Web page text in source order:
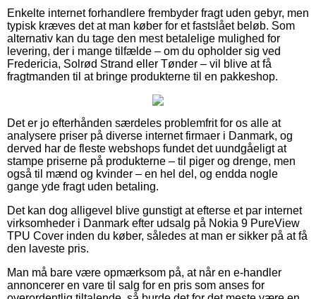
Enkelte internet forhandlere frembyder fragt uden gebyr, men
typisk kræves det at man køber for et fastslået beløb. Som
alternativ kan du tage den mest betalelige mulighed for
levering, der i mange tilfælde – om du opholder sig ved
Fredericia, Solrød Strand eller Tønder – vil blive at få
fragtmanden til at bringe produkterne til en pakkeshop.
Det er jo efterhånden særdeles problemfrit for os alle at
analysere priser på diverse internet firmaer i Danmark, og
derved har de fleste webshops fundet det uundgåeligt at
stampe priserne på produkterne – til piger og drenge, men
også til mænd og kvinder – en hel del, og endda nogle
gange yde fragt uden betaling.
Det kan dog alligevel blive gunstigt at efterse et par internet
virksomheder i Danmark efter udsalg på Nokia 9 PureView
TPU Cover inden du køber, således at man er sikker på at få
den laveste pris.
Man må bare være opmærksom på, at når en e-handler
annoncerer en vare til salg for en pris som anses for